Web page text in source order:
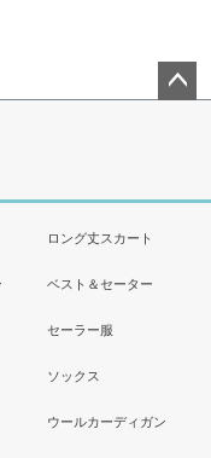
ロング丈スカート
ベスト＆セーター
セーラー服
ソックス
ウールカーディガン